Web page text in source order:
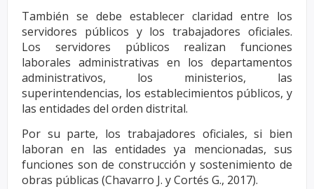
También se debe establecer claridad entre los
servidores públicos y los trabajadores oficiales.
Los servidores públicos realizan funciones
laborales administrativas en los departamentos
administrativos, los ministerios, las
superintendencias, los establecimientos públicos, y
las entidades del orden distrital.
Por su parte, los trabajadores oficiales, si bien
laboran en las entidades ya mencionadas, sus
funciones son de construcción y sostenimiento de
obras públicas (Chavarro J. y Cortés G., 2017).